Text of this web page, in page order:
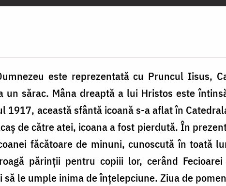
este reprezentată cu Pruncul Iisus,
un sărac. Mâna dreaptă a lui Hristos este
1917, această sfântă icoană s-a aflat în
de către atei, icoana a fost pierdută. În
făcătoare de minuni, cunoscută în toată
părinții pentru copiii lor, cerând
să le umple inima de înțelepciune. Ziua de